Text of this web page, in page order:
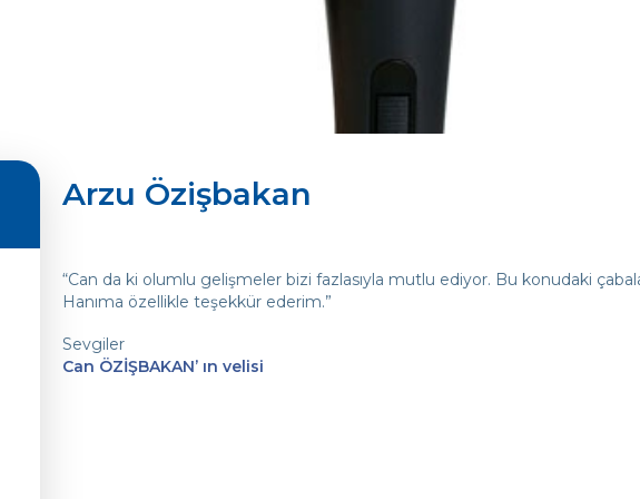
Arzu Özişbakan
“Can da ki olumlu gelişmeler bizi fazlasıyla mutlu ediyor. Bu konudaki
Hanıma özellikle teşekkür ederim.”
Sevgiler
Can ÖZİŞBAKAN’ ın velisi